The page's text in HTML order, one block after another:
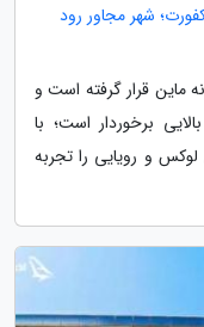
هتل های 5 ستاره فرانکفورت؛ شهر مجاور رود
ماین قرار گرفته است و
برخوردار است؛ با
سفری لوکس و رویایی را تجربه